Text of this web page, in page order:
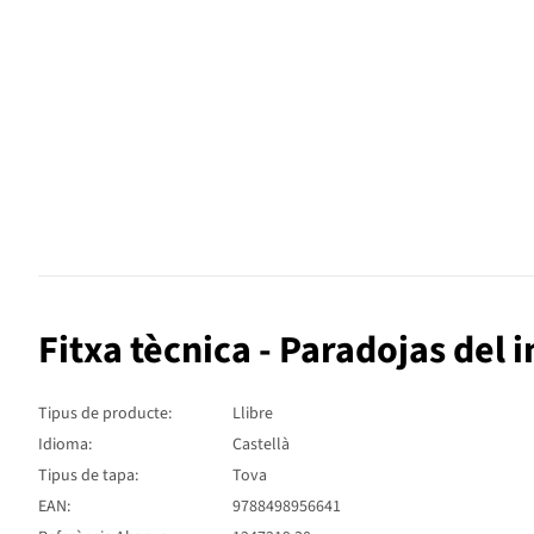
Fitxa tècnica - Paradojas del
Tipus de producte:
Llibre
Idioma:
Castellà
Tipus de tapa:
Tova
EAN:
9788498956641